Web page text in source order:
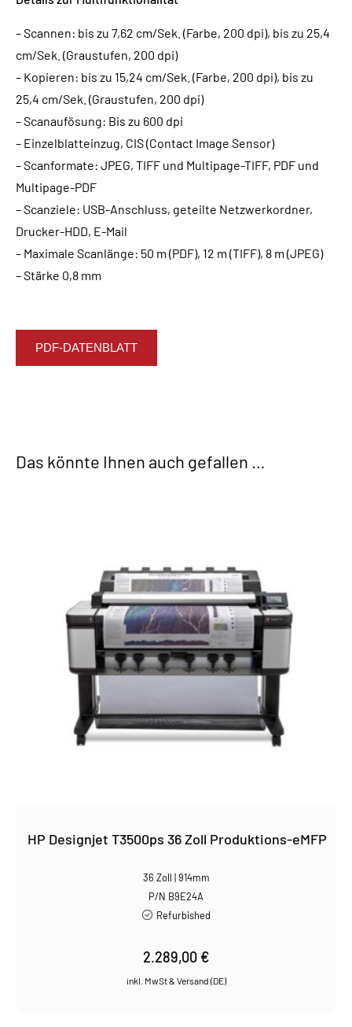
– Scannen: bis zu 7,62 cm/Sek. (Farbe, 200 dpi), bis zu 25,4
cm/Sek. (Graustufen, 200 dpi)
– Kopieren: bis zu 15,24 cm/Sek. (Farbe, 200 dpi), bis zu
25,4 cm/Sek. (Graustufen, 200 dpi)
– Scanaufösung: Bis zu 600 dpi
– Einzelblatteinzug, CIS (Contact Image Sensor)
– Scanformate: JPEG, TIFF und Multipage-TIFF, PDF und
Multipage-PDF
– Scanziele: USB-Anschluss, geteilte Netzwerkordner,
Drucker-HDD, E-Mail
– Maximale Scanlänge: 50 m (PDF), 12 m (TIFF), 8 m (JPEG)
– Stärke 0,8 mm
PDF-DATENBLATT
Das könnte Ihnen auch gefallen …
HP Designjet T3500ps 36 Zoll Produktions-eMFP
36 Zoll | 914mm
P/N B9E24A
Refurbished
2.289,00 €